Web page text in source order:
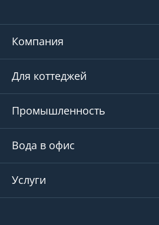
Компания
Для коттеджей
Промышленность
Вода в офис
Услуги